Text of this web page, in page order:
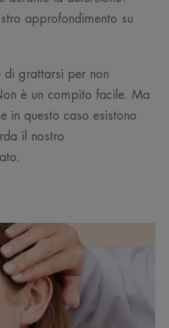
approfondimento su
di grattarsi per non
è un compito facile. Ma
in questo caso esistono
il nostro